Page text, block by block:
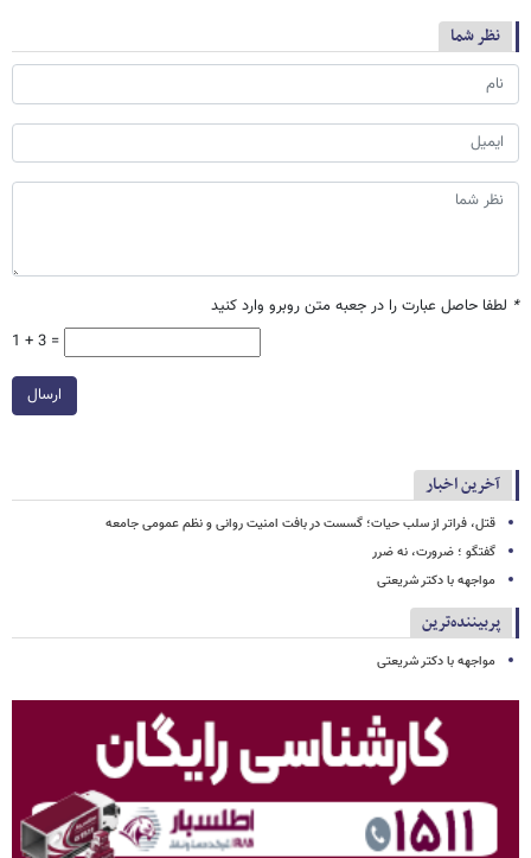
نظر شما
* لطفا حاصل عبارت را در جعبه متن روبرو وارد کنید
1 + 3 =
ارسال
آخرین اخبار
قتل، فراتر از سلب حیات؛ گسست در بافت امنیت روانی و نظم عمومی جامعه
گفتگو ؛ ضرورت، نه ضرر
مواجهه با دکتر شریعتی
پربیننده‌ترین
مواجهه با دکتر شریعتی